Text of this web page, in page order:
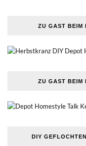
ZU GAST BEIM
ZU GAST BEIM
DIY